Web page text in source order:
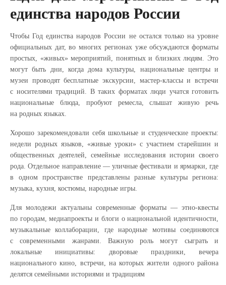
единства народов России
Чтобы Год единства народов России не остался только на уровне
официальных дат, во многих регионах уже обсуждаются форматы
простых, «живых» мероприятий, понятных и близких людям. Это
могут быть дни, когда дома культуры, национальные центры и
музеи проводят бесплатные экскурсии, мастер-классы и встречи
с носителями традиций. В таких форматах люди учатся готовить
национальные блюда, пробуют ремесла, слышат живую речь
на родных языках.
Хорошо зарекомендовали себя школьные и студенческие проекты:
недели родных языков, «живые уроки» с участием старейшин и
общественных деятелей, семейные исследования истории своего
рода. Отдельное направление — уличные фестивали и ярмарки, где
в одном пространстве представлены разные культуры региона:
музыка, кухня, костюмы, народные игры.
Для молодежи актуальны современные форматы — этно-квесты
по городам, медиапроекты и блоги о национальной идентичности,
музыкальные коллаборации, где народные мотивы соединяются
с современными жанрами. Важную роль могут сыграть и
локальные инициативы: дворовые праздники, вечера
национального кино, встречи, на которых жители одного района
делятся семейными историями и традициям